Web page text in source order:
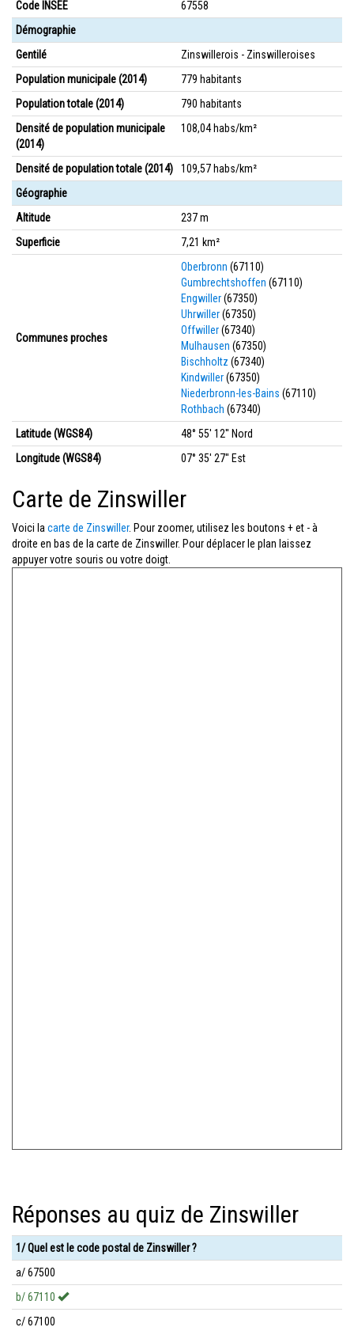
Code INSEE
67558
Démographie
Gentilé
Zinswillerois - Zinswilleroises
Population municipale (2014)
779 habitants
Population totale (2014)
790 habitants
Densité de population municipale
(2014)
108,04 habs/km²
Densité de population totale (2014)
109,57 habs/km²
Géographie
Altitude
237 m
Superficie
7,21 km²
Communes proches
Oberbronn (67110)
Gumbrechtshoffen (67110)
Engwiller(67350)
Uhrwiller(67350)
Offwiller(67340)
Mulhausen (67350)
Bischholtz (67340)
Kindwiller(67350)
Niederbronn-les-Bains (67110)
Rothbach (67340)
Latitude (WGS84)
48° 55' 12'' Nord
Longitude (WGS84)
07° 35' 27'' Est
Carte de Zinswiller
Voici la carte de Zinswiller. Pour zoomer, utilisez les boutons + et - à
droite en bas de la carte de Zinswiller. Pour déplacer le plan laissez
appuyer votre souris ou votre doigt.
Réponses au quiz de Zinswiller
1/ Quel est le code postal de Zinswiller ?
a/ 67500
b/ 67110
c/ 67100